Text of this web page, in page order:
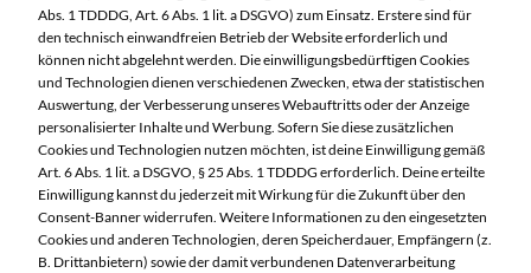
Telefon:0911 54340
Markt ändern
Öffnungszeiten diese Woche:
Mo:
08:00 – 20:00 Uhr
Di:
08:00 – 20:00 Uhr
Mi:
08:00 – 20:00 Uhr
Do:
08:00 – 20:00 Uhr
Abs. 1 TDDDG, Art. 6 Abs. 1 lit. a DSGVO) zum Einsatz. Erstere sind für
den technisch einwandfreien Betrieb der Website erforderlich und
können nicht abgelehnt werden. Die einwilligungsbedürftigen Cookies
und Technologien dienen verschiedenen Zwecken, etwa der statistischen
Auswertung, der Verbesserung unseres Webauftritts oder der Anzeige
personalisierter Inhalte und Werbung. Sofern Sie diese zusätzlichen
Cookies und Technologien nutzen möchten, ist deine Einwilligung gemäß
Art. 6 Abs. 1 lit. a DSGVO, § 25 Abs. 1 TDDDG erforderlich. Deine erteilte
Einwilligung kannst du jederzeit mit Wirkung für die Zukunft über den
Consent-Banner widerrufen. Weitere Informationen zu den eingesetzten
Cookies und anderen Technologien, deren Speicherdauer, Empfängern (z.
B. Drittanbietern) sowie der damit verbundenen Datenverarbeitung